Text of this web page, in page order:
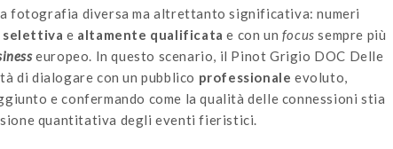
fotografia diversa ma altrettanto significativa: numeri
selettiva e altamente qualificata e con un focus sempre più
europeo. In questo scenario, il Pinot Grigio DOC Delle
di dialogare con un pubblico professionale evoluto,
e confermando come la qualità delle connessioni stia
quantitativa degli eventi fieristici.